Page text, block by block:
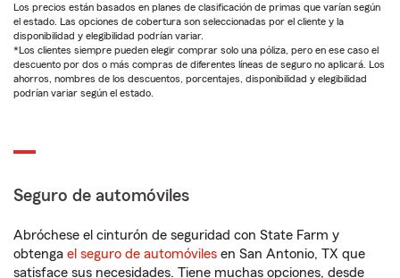
Los precios están basados en planes de clasificación de primas que varían según
el estado. Las opciones de cobertura son seleccionadas por el cliente y la
disponibilidad y elegibilidad podrían variar.
*Los clientes siempre pueden elegir comprar solo una póliza, pero en ese caso el
descuento por dos o más compras de diferentes líneas de seguro no aplicará. Los
ahorros, nombres de los descuentos, porcentajes, disponibilidad y elegibilidad
podrían variar según el estado.
Seguro de automóviles
Abróchese el cinturón de seguridad con State Farm y
obtenga el seguro de automóviles en San Antonio, TX que
satisface sus necesidades. Tiene muchas opciones, desde